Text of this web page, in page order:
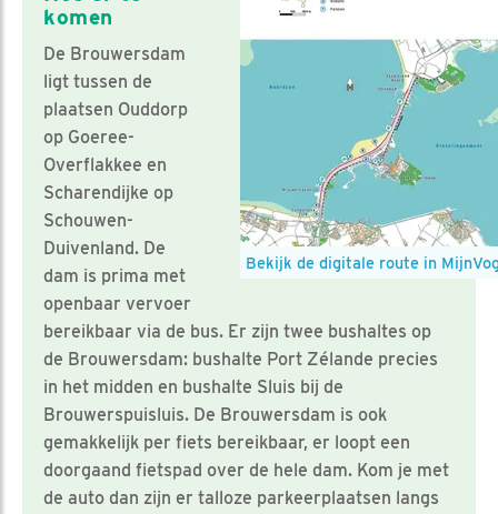
Bekijk de digitale route in
komen
De Brouwersdam
ligt tussen de
plaatsen Ouddorp
op Goeree-
Overflakkee en
Scharendijke op
Schouwen-
Duivenland. De
dam is prima met
openbaar vervoer
bereikbaar via de bus. Er zijn twee bushaltes op
de Brouwersdam: bushalte Port Zélande precies
in het midden en bushalte Sluis bij de
Brouwerspuisluis. De Brouwersdam is ook
gemakkelijk per fiets bereikbaar, er loopt een
doorgaand fietspad over de hele dam. Kom je met
de auto dan zijn er talloze parkeerplaatsen langs